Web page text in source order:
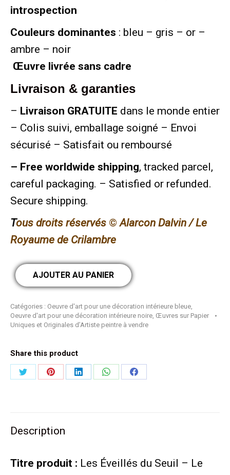
introspection
Couleurs dominantes : bleu – gris – or –
ambre – noir
Œuvre livrée sans cadre
Livraison & garanties
– Livraison GRATUITE dans le monde entier
– Colis suivi, emballage soigné – Envoi
sécurisé – Satisfait ou remboursé
– Free worldwide shipping, tracked parcel,
careful packaging. – Satisfied or refunded.
Secure shipping.
Tous droits réservés © Alarcon Dalvin / Le
Royaume de Crilambre
AJOUTER AU PANIER
Catégories : Oeuvre d'art pour une décoration intérieure bleue
Oeuvre d'art pour une décoration intérieure noire Œuvres sur Papier
Uniques et Originales d’Artiste peintre à vendre
Share this product
PartagerPartagerPartagerPartagerPartager
Description
Titre produit : Les Éveillés du Seuil – Le